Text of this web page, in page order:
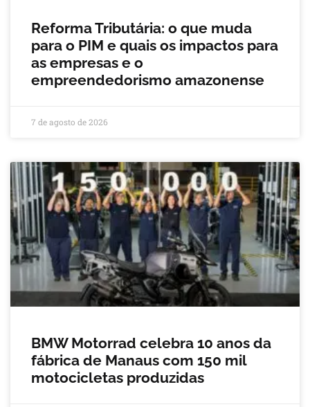
Reforma Tributária: o que muda
para o PIM e quais os impactos para
as empresas e o
empreendedorismo amazonense
7 de agosto de 2026
BMW Motorrad celebra 10 anos da
fábrica de Manaus com 150 mil
motocicletas produzidas